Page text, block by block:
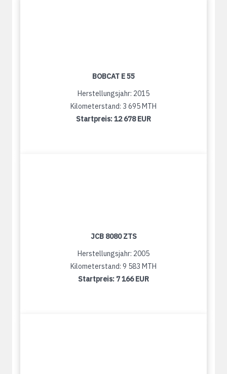
BOBCAT E 55
Herstellungsjahr: 2015
Kilometerstand: 3 695 MTH
Startpreis:12 678 EUR
JCB 8080 ZTS
Herstellungsjahr: 2005
Kilometerstand: 9 583 MTH
Startpreis: 7 166 EUR